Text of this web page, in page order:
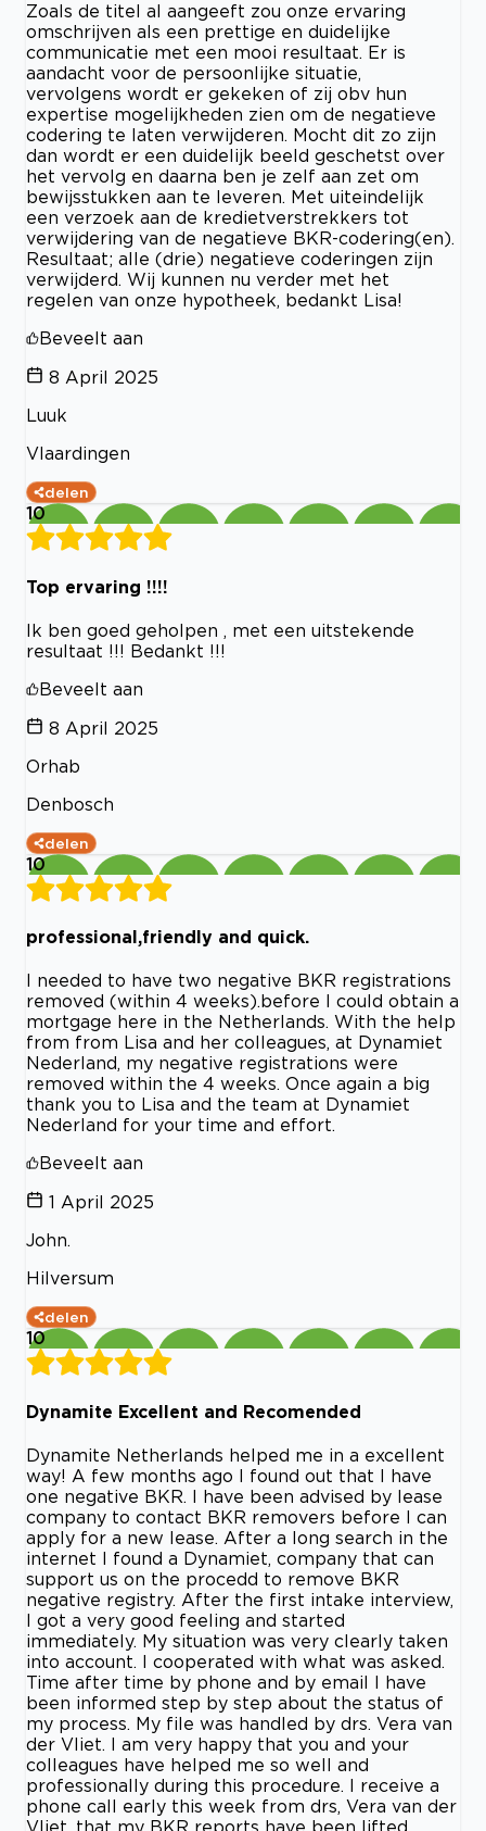
Zoals de titel al aangeeft zou onze ervaring
omschrijven als een prettige en duidelijke
communicatie met een mooi resultaat. Er is
aandacht voor de persoonlijke situatie,
vervolgens wordt er gekeken of zij obv hun
expertise mogelijkheden zien om de negatieve
codering te laten verwijderen. Mocht dit zo zijn
dan wordt er een duidelijk beeld geschetst over
het vervolg en daarna ben je zelf aan zet om
bewijsstukken aan te leveren. Met uiteindelijk
een verzoek aan de kredietverstrekkers tot
verwijdering van de negatieve BKR-codering(en).
Resultaat; alle (drie) negatieve coderingen zijn
verwijderd. Wij kunnen nu verder met het
regelen van onze hypotheek, bedankt Lisa!
Beveelt aan
8 April 2025
Luuk
Vlaardingen
delen
10
Top ervaring !!!!
Ik ben goed geholpen , met een uitstekende
resultaat !!! Bedankt !!!
Beveelt aan
8 April 2025
Orhab
Denbosch
delen
10
professional,friendly and quick.
I needed to have two negative BKR registrations
removed (within 4 weeks).before I could obtain a
mortgage here in the Netherlands. With the help
from from Lisa and her colleagues, at Dynamiet
Nederland, my negative registrations were
removed within the 4 weeks. Once again a big
thank you to Lisa and the team at Dynamiet
Nederland for your time and effort.
Beveelt aan
1 April 2025
John.
Hilversum
delen
10
Dynamite Excellent and Recomended
Dynamite Netherlands helped me in a excellent
way! A few months ago I found out that I have
one negative BKR. I have been advised by lease
company to contact BKR removers before I can
apply for a new lease. After a long search in the
internet I found a Dynamiet, company that can
support us on the procedd to remove BKR
negative registry. After the first intake interview,
I got a very good feeling and started
immediately. My situation was very clearly taken
into account. I cooperated with what was asked.
Time after time by phone and by email I have
been informed step by step about the status of
my process. My file was handled by drs. Vera van
der Vliet. I am very happy that you and your
colleagues have helped me so well and
professionally during this procedure. I receive a
phone call early this week from drs, Vera van der
Vliet, that my BKR reports have been lifted.